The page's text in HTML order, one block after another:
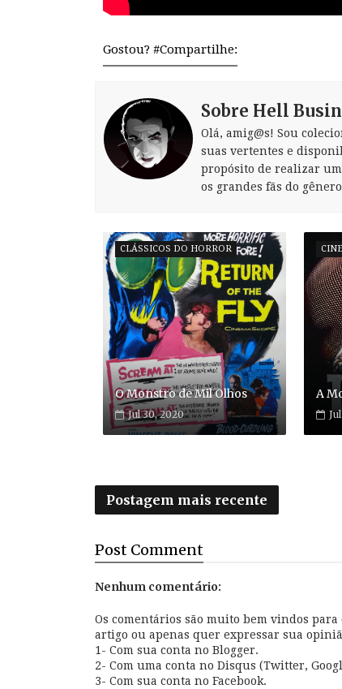
Gostou? #Compartilhe:
Sobre Hell
Olá, amig@s! Sou
suas vertentes e
propósito de realizar
os grandes fãs do
CLÁSSICOS DO HORROR
O Monstro de Mil Olhos
Jul 30, 2020
A
Postagem mais recente
Post Comment
Nenhum comentário:
Os comentários são muito bem vindos
artigo ou apenas quer expressar sua
1- Com sua conta no Blogger.
2- Com uma conta no Disqus (Twitter,
3- Com sua conta no Facebook.